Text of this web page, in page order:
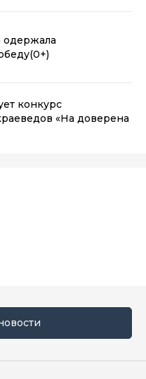
одержала
(0+)
конкурс
«На доверена